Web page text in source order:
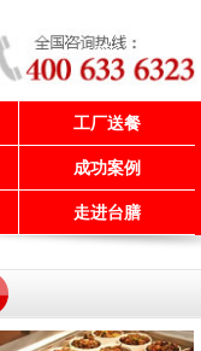
工厂送餐
成功案例
走进台膳